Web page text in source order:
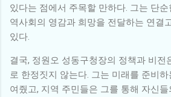
있다는 점에서 주목할 만하다. 그는 단
역사회의 영감과 희망을 전달하는 연결
있다.
결국, 정원오 성동구청장의 정책과 비전
로 한정짓지 않는다. 그는 미래를 준비
여줬고, 지역 주민들은 그를 통해 자신